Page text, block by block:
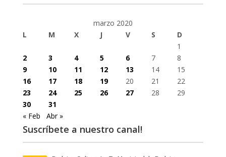
marzo 2020
L
M X J V S
D
1
2
3 4 5 6 7
8
9
10 11 12 13 14
15
16
17 18 19 20 21
22
23
24 25 26 27 28
29
30
31
« Feb
Abr »
Suscríbete a nuestro canal!